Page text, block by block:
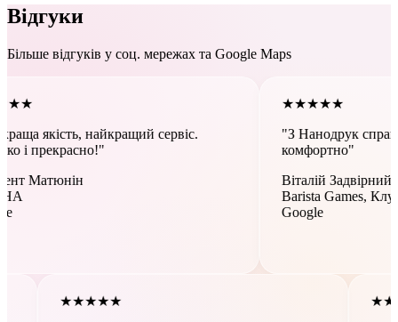
Відгуки
Більше відгуків у соц. мережах та Google Maps
найкращий сервіс.
"З Нанодрук справді легко,
Віталій Задвірний
Barista Games, Клуб Кави